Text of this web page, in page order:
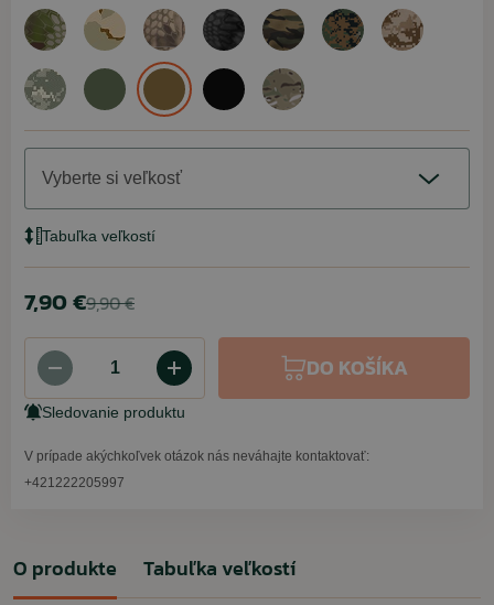
Vyberte si veľkosť
Tabuľka veľkostí
7,90 €9,90 €
DO KOŠÍKA
Sledovanie produktu
V prípade akýchkoľvek otázok nás neváhajte kontaktovať:
+421222205997
O produkte Tabuľka veľkostí